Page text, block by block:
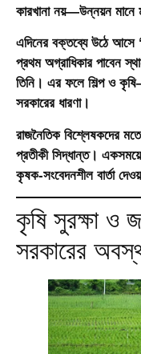
কারখানা নয়—উন্নয়ন মানে
এদিনের বক্তব্যে উঠে আসে
প্রথম অগ্রাধিকার পাবেন
তিনি। এর ফলে শিল্প ও
সরকারের ধারণা।
রাজনৈতিক বিশ্লেষকদের
প্রতীকী সিদ্ধান্ত।
কৃষক-সংবেদনশীল বার্তা
কৃষি সুরক্ষা ও
সরকারের